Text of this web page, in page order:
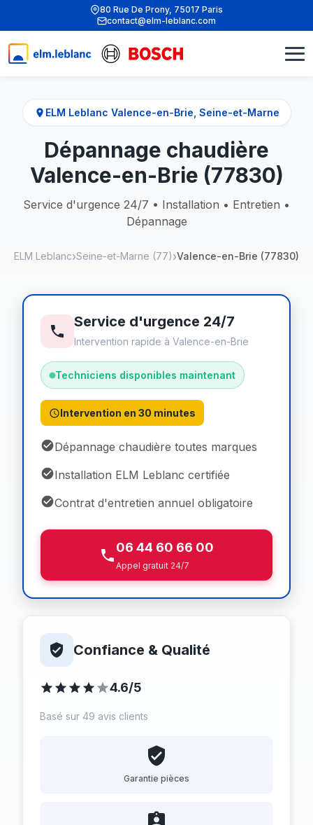
80 Rue De Prony, 75017 Paris
contact@elm-leblanc.com
ELM Leblanc Valence-en-Brie, Seine-et-Marne
Dépannage chaudière
Valence-en-Brie (77830)
Service d'urgence 24/7 • Installation • Entretien •
Dépannage
ELM Leblanc Seine-et-Marne (77) Valence-en-Brie (77830)
Service d'urgence 24/7
Intervention rapide à Valence-en-Brie
Techniciens disponibles maintenant
Intervention en 30 minutes
Dépannage chaudière toutes marques
Installation ELM Leblanc certifiée
Contrat d'entretien annuel obligatoire
06 44 60 66 00
Appel gratuit 24/7
Confiance & Qualité
4.6/5
Basé sur 49 avis clients
Garantie pièces